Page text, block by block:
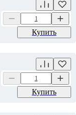
Купить
Купить